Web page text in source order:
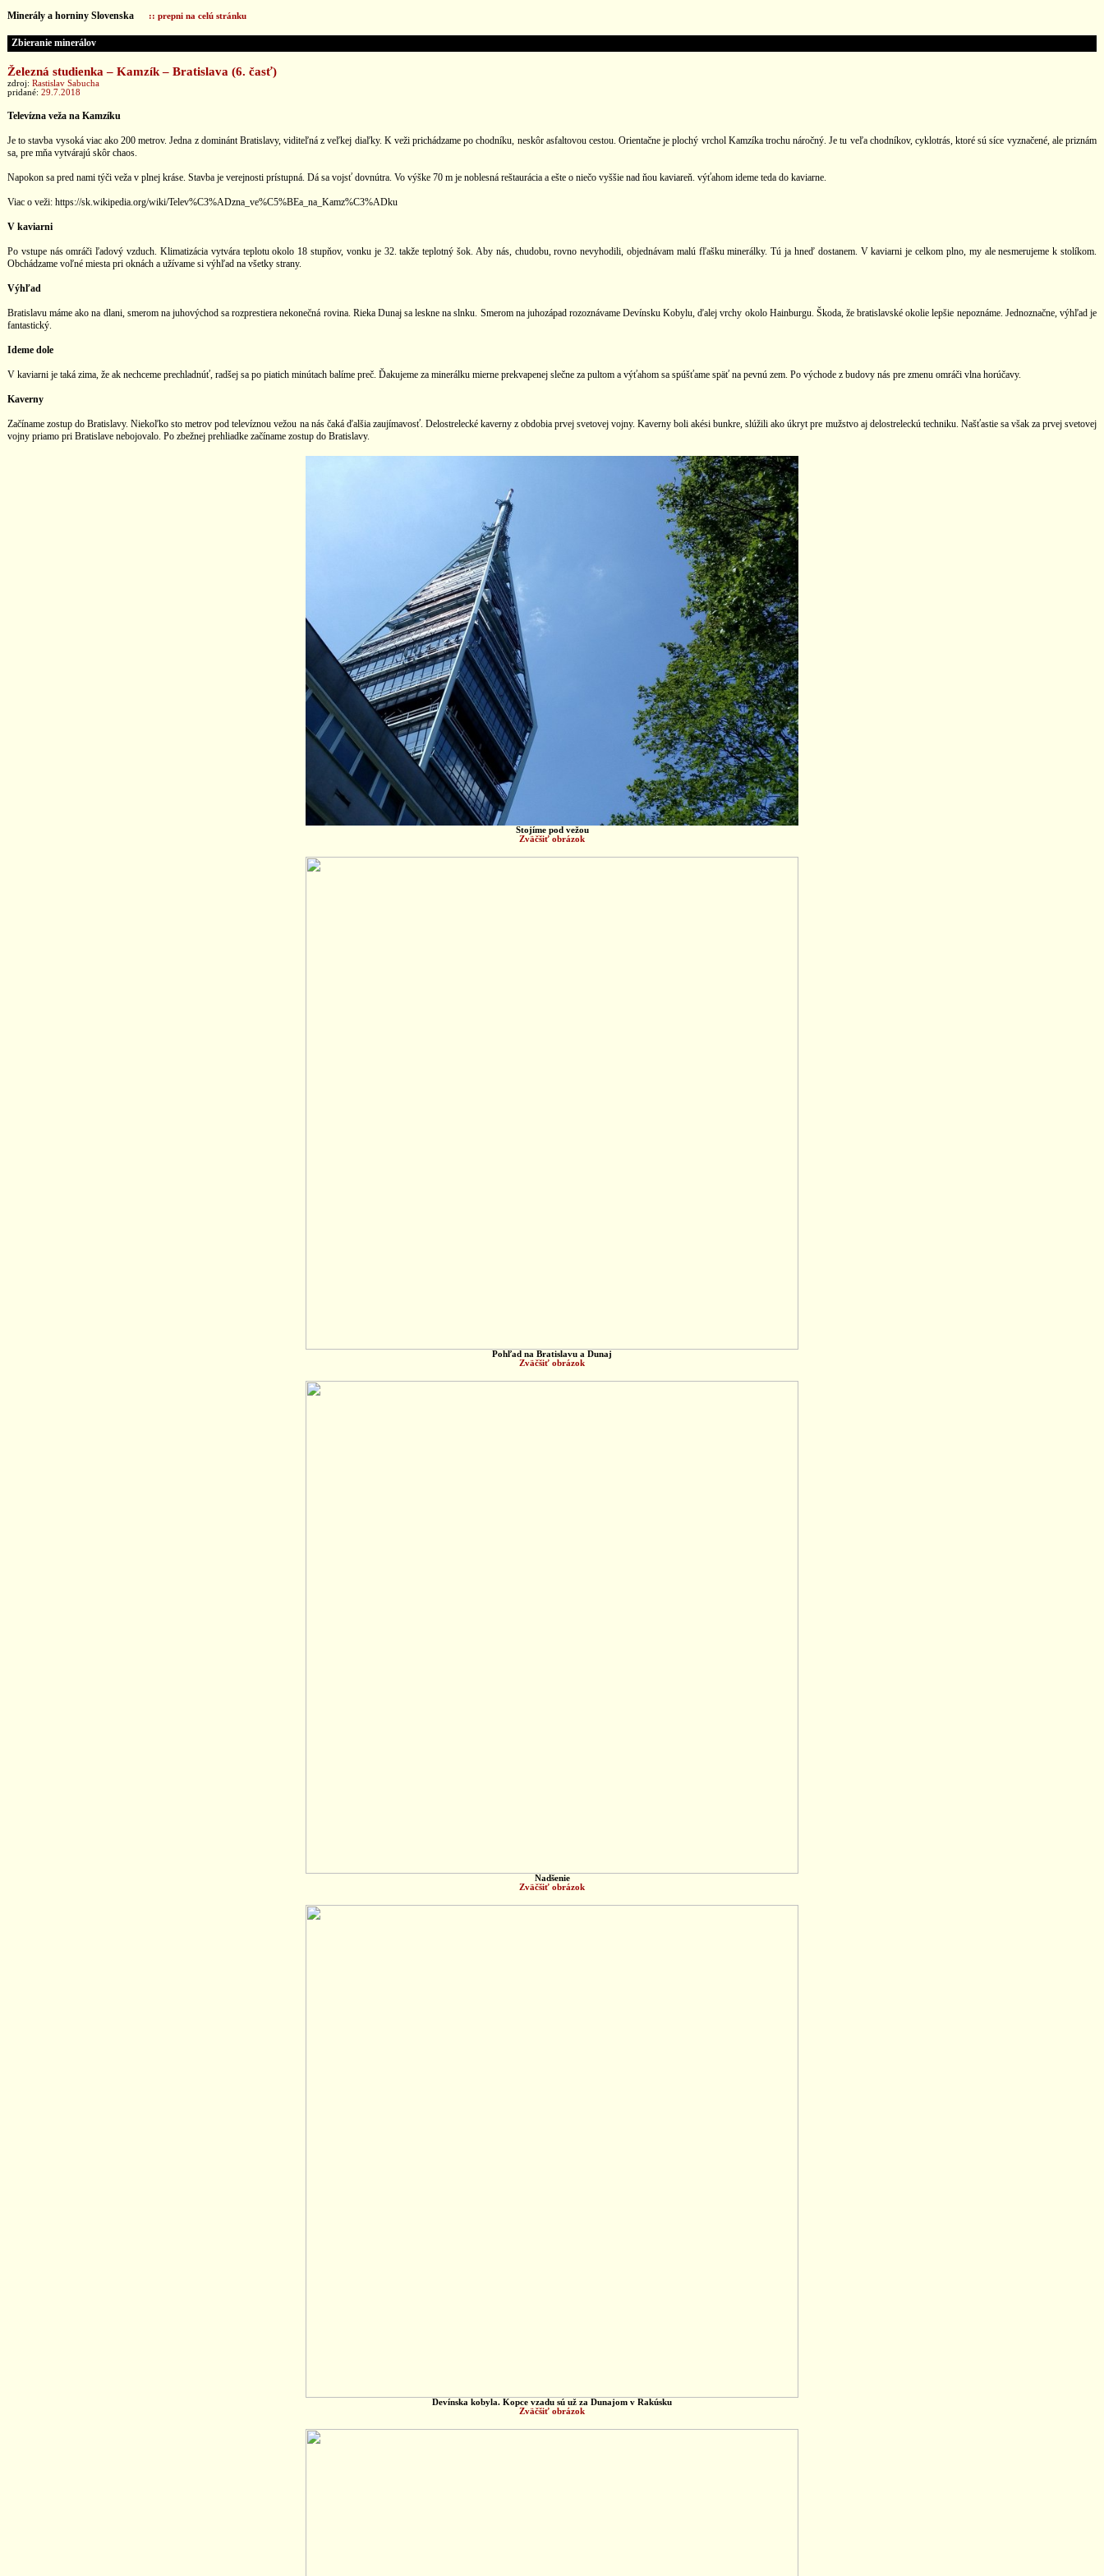
Minerály a horniny Slovenska :: prepni na celú stránku
Zbieranie minerálov
Železná studienka – Kamzík – Bratislava (6. časť)
zdroj: Rastislav Sabucha
pridané: 29.7.2018
Televízna veža na Kamzíku
Je to stavba vysoká viac ako 200 metrov. Jedna z dominánt Bratislavy, viditeľná z veľkej diaľky. K veži prichádzame po chodníku, neskôr asfaltovou cestou. Orientačne je plochý vrchol Kamzíka trochu náročný. Je tu veľa chodníkov, cyklotrás, ktoré sú síce vyznačené, ale priznám
sa, pre mňa vytvárajú skôr chaos.
Napokon sa pred nami týči veža v plnej kráse. Stavba je verejnosti prístupná. Dá sa vojsť dovnútra. Vo výške 70 m je noblesná reštaurácia a ešte o niečo vyššie nad ňou kaviareň. výťahom ideme teda do kaviarne.
Viac o veži: https://sk.wikipedia.org/wiki/Telev%C3%ADzna_ve%C5%BEa_na_Kamz%C3%ADku
V kaviarni
Po vstupe nás omráči ľadový vzduch. Klimatizácia vytvára teplotu okolo 18 stupňov, vonku je 32. takže teplotný šok. Aby nás, chudobu, rovno nevyhodili, objednávam malú fľašku minerálky. Tú ja hneď dostanem. V kaviarni je celkom plno, my ale nesmerujeme k stolíkom.
Obchádzame voľné miesta pri oknách a užívame si výhľad na všetky strany.
Výhľad
Bratislavu máme ako na dlani, smerom na juhovýchod sa rozprestiera nekonečná rovina. Rieka Dunaj sa leskne na slnku. Smerom na juhozápad rozoznávame Devínsku Kobylu, ďalej vrchy okolo Hainburgu. Škoda, že bratislavské okolie lepšie nepoznáme. Jednoznačne, výhľad je
fantastický.
Ideme dole
V kaviarni je taká zima, že ak nechceme prechladnúť, radšej sa po piatich minútach balíme preč. Ďakujeme za minerálku mierne prekvapenej slečne za pultom a výťahom sa spúšťame späť na pevnú zem. Po východe z budovy nás pre zmenu omráči vlna horúčavy.
Kaverny
Začíname zostup do Bratislavy. Niekoľko sto metrov pod televíznou vežou na nás čaká ďalšia zaujímavosť. Delostrelecké kaverny z obdobia prvej svetovej vojny. Kaverny boli akési bunkre, slúžili ako úkryt pre mužstvo aj delostreleckú techniku. Našťastie sa však za prvej svetovej
vojny priamo pri Bratislave nebojovalo. Po zbežnej prehliadke začíname zostup do Bratislavy.
Stojíme pod vežou
Zväčšiť obrázok
Pohľad na Bratislavu a Dunaj
Zväčšiť obrázok
Nadšenie
Zväčšiť obrázok
Devínska kobyla. Kopce vzadu sú už za Dunajom v Rakúsku
Zväčšiť obrázok